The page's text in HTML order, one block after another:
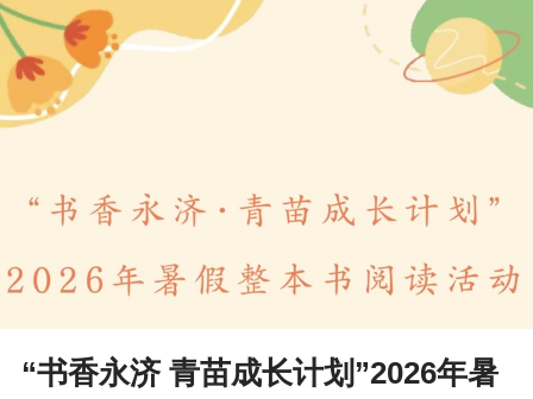
“书香永济 青苗成长计划”2026年暑